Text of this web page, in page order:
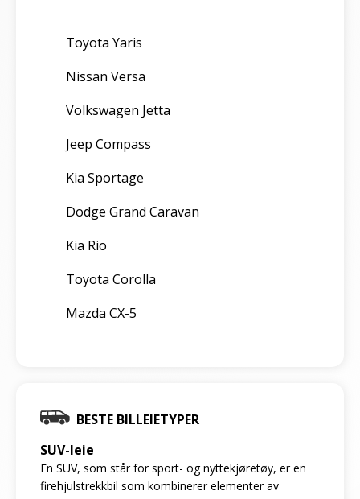
Toyota Yaris
Nissan Versa
Volkswagen Jetta
Jeep Compass
Kia Sportage
Dodge Grand Caravan
Kia Rio
Toyota Corolla
Mazda CX-5
BESTE BILLEIETYPER
SUV-leie
En SUV, som står for sport- og nyttekjøretøy, er en
firehjulstrekkbil som kombinerer elementer av